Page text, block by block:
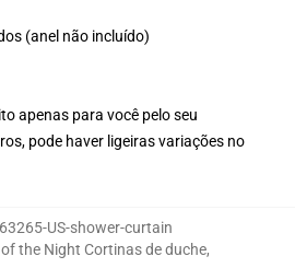
(anel não incluído)
apenas para você pelo seu
pode haver ligeiras variações no
US-shower-curtain
of the Night Cortinas de duche,